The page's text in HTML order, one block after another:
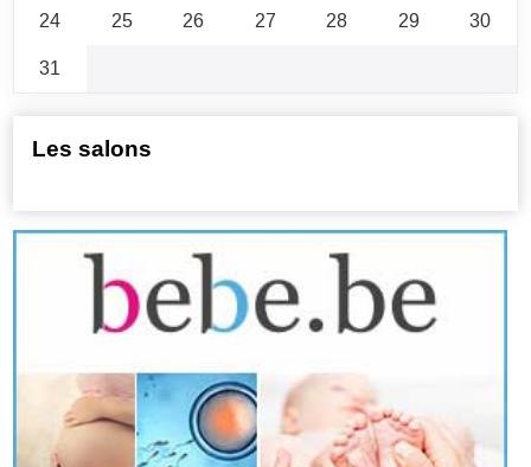
24
25 26 27 28 29
30
31
Les salons